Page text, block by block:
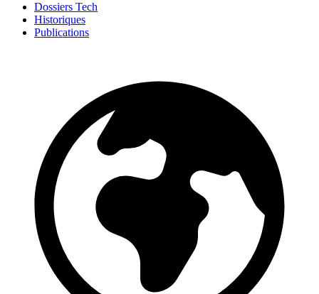
Dossiers Tech
Historiques
Publications